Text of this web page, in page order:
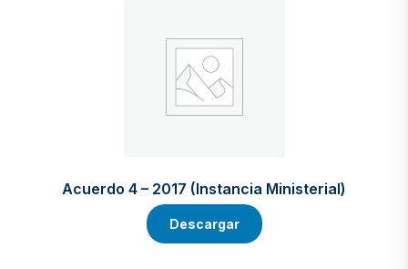
Acuerdo 4 – 2017 (Instancia Ministerial)
Descargar